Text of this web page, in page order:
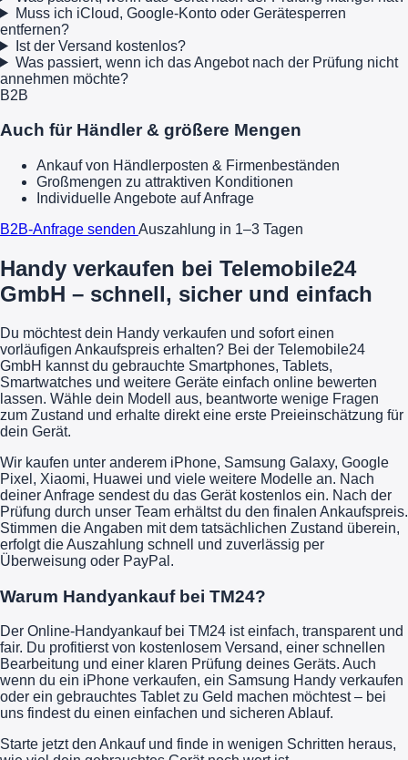
Muss ich iCloud, Google-Konto oder Gerätesperren
entfernen?
Ist der Versand kostenlos?
Was passiert, wenn ich das Angebot nach der Prüfung nicht
annehmen möchte?
B2B
Auch für Händler & größere Mengen
Ankauf von Händlerposten & Firmenbeständen
Großmengen zu attraktiven Konditionen
Individuelle Angebote auf Anfrage
B2B-Anfrage senden Auszahlung in 1–3 Tagen
Handy verkaufen bei Telemobile24
GmbH – schnell, sicher und einfach
Du möchtest dein Handy verkaufen und sofort einen
vorläufigen Ankaufspreis erhalten? Bei der Telemobile24
GmbH kannst du gebrauchte Smartphones, Tablets,
Smartwatches und weitere Geräte einfach online bewerten
lassen. Wähle dein Modell aus, beantworte wenige Fragen
zum Zustand und erhalte direkt eine erste Preieinschätzung für
dein Gerät.
Wir kaufen unter anderem iPhone, Samsung Galaxy, Google
Pixel, Xiaomi, Huawei und viele weitere Modelle an. Nach
deiner Anfrage sendest du das Gerät kostenlos ein. Nach der
Prüfung durch unser Team erhältst du den finalen Ankaufspreis.
Stimmen die Angaben mit dem tatsächlichen Zustand überein,
erfolgt die Auszahlung schnell und zuverlässig per
Überweisung oder PayPal.
Warum Handyankauf bei TM24?
Der Online-Handyankauf bei TM24 ist einfach, transparent und
fair. Du profitierst von kostenlosem Versand, einer schnellen
Bearbeitung und einer klaren Prüfung deines Geräts. Auch
wenn du ein iPhone verkaufen, ein Samsung Handy verkaufen
oder ein gebrauchtes Tablet zu Geld machen möchtest – bei
uns findest du einen einfachen und sicheren Ablauf.
Starte jetzt den Ankauf und finde in wenigen Schritten heraus,